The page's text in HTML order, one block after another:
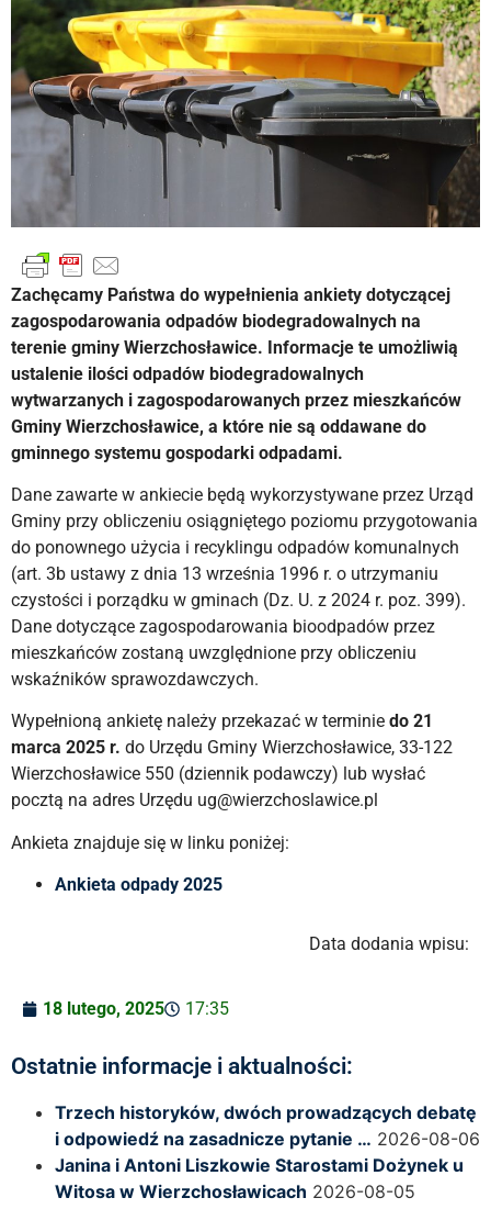
Zachęcamy Państwa do wypełnienia ankiety dotyczącej
zagospodarowania odpadów biodegradowalnych na
terenie gminy Wierzchosławice. Informacje te umożliwią
ustalenie ilości odpadów biodegradowalnych
wytwarzanych i zagospodarowanych przez mieszkańców
Gminy Wierzchosławice, a które nie są oddawane do
gminnego systemu gospodarki odpadami.
Dane zawarte w ankiecie będą wykorzystywane przez Urząd
Gminy przy obliczeniu osiągniętego poziomu przygotowania
do ponownego użycia i recyklingu odpadów komunalnych
(art. 3b ustawy z dnia 13 września 1996 r. o utrzymaniu
czystości i porządku w gminach (Dz. U. z 2024 r. poz. 399).
Dane dotyczące zagospodarowania bioodpadów przez
mieszkańców zostaną uwzględnione przy obliczeniu
wskaźników sprawozdawczych.
Wypełnioną ankietę należy przekazać w terminie do 21
marca 2025 r. do Urzędu Gminy Wierzchosławice, 33-122
Wierzchosławice 550 (dziennik podawczy) lub wysłać
pocztą na adres Urzędu ug@wierzchoslawice.pl
Ankieta znajduje się w linku poniżej:
Ankieta odpady 2025
Data dodania wpisu:
18 lutego, 2025 17:35
Ostatnie informacje i aktualności:
Trzech historyków, dwóch prowadzących debatę
i odpowiedź na zasadnicze pytanie … 2026-08-06
Janina i Antoni Liszkowie Starostami Dożynek u
Witosa w Wierzchosławicach 2026-08-05